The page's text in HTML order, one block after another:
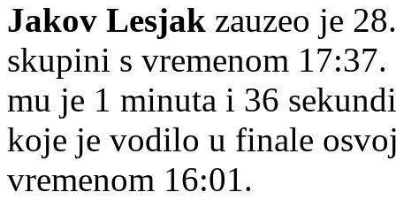
Jakov Lesjak zauzeo je
skupini s vremenom
mu je 1 minuta i 36
koje je vodilo u finale
vremenom 16:01.